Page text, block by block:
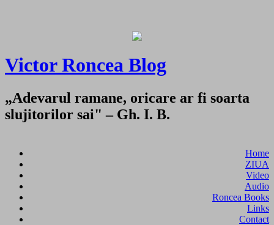
Victor Roncea Blog
„Adevarul ramane, oricare ar fi soarta
slujitorilor sai" – Gh. I. B.
Home
ZIUA
Video
Audio
Roncea Books
Links
Contact